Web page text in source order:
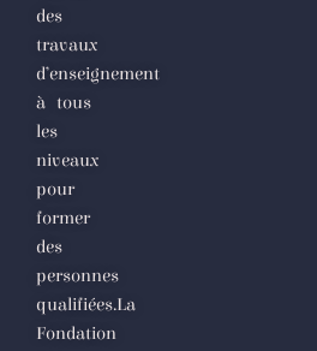
des
travaux
d’enseignement
à tous
les
niveaux
pour
former
des
personnes
qualifiées.La
Fondation